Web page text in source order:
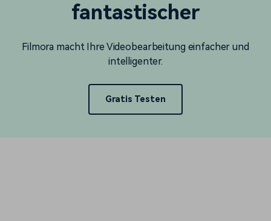
fantastischer
Filmora macht Ihre Videobearbeitung einfacher und
intelligenter.
Gratis Testen